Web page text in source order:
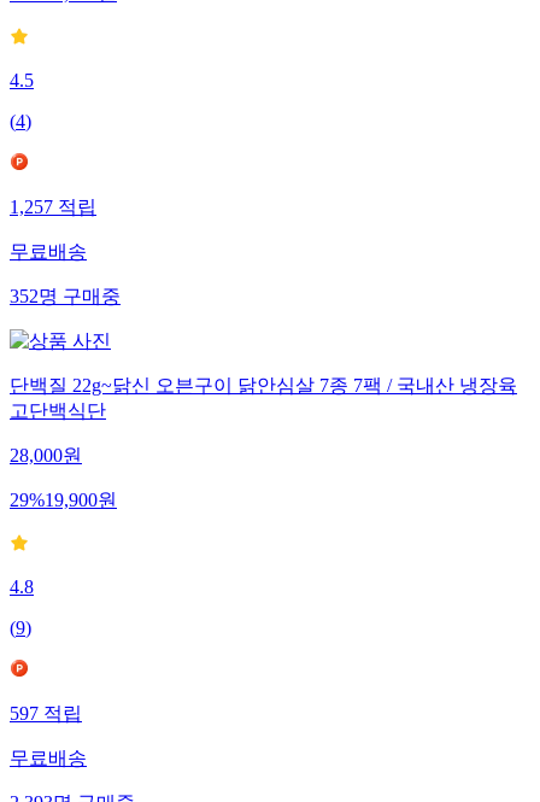
4.5
(4)
1,257적립
무료배송
352명구매중
단백질 22g~닭신 오븐구이 닭안심살 7종 7팩 / 국내산 냉장육
고단백식단
28,000원
29%19,900원
4.8
(9)
597적립
무료배송